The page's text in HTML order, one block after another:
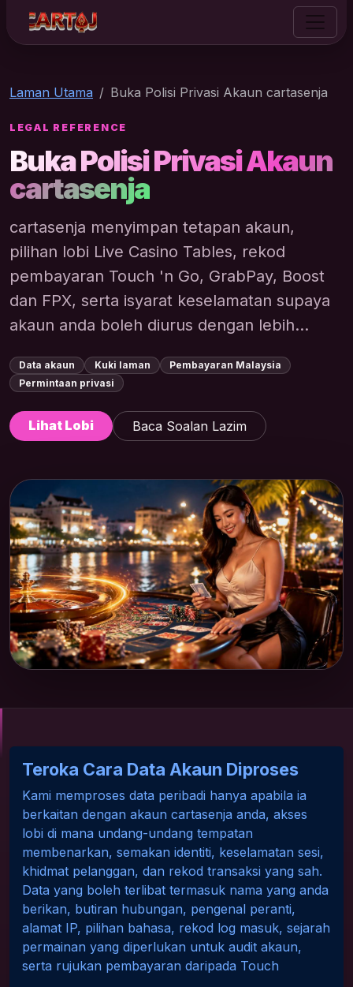
cartasenja
Laman Utama Buka Polisi Privasi Akaun cartasenja
LEGAL REFERENCE
Buka Polisi Privasi Akaun
cartasenja
cartasenja menyimpan tetapan akaun,
pilihan lobi Live Casino Tables, rekod
pembayaran Touch 'n Go, GrabPay, Boost
dan FPX, serta isyarat keselamatan supaya
akaun anda boleh diurus dengan lebih...
Data akaun Kuki laman
Pembayaran Malaysia
Permintaan privasi
Lihat Lobi Baca Soalan Lazim
Teroka Cara Data Akaun Diproses
Kami memproses data peribadi hanya apabila ia
berkaitan dengan akaun cartasenja anda, akses
lobi di mana undang-undang tempatan
membenarkan, semakan identiti, keselamatan sesi,
khidmat pelanggan, dan rekod transaksi yang sah.
Data yang boleh terlibat termasuk nama yang anda
berikan, butiran hubungan, pengenal peranti,
alamat IP, pilihan bahasa, rekod log masuk, sejarah
permainan yang diperlukan untuk audit akaun,
serta rujukan pembayaran daripada Touch